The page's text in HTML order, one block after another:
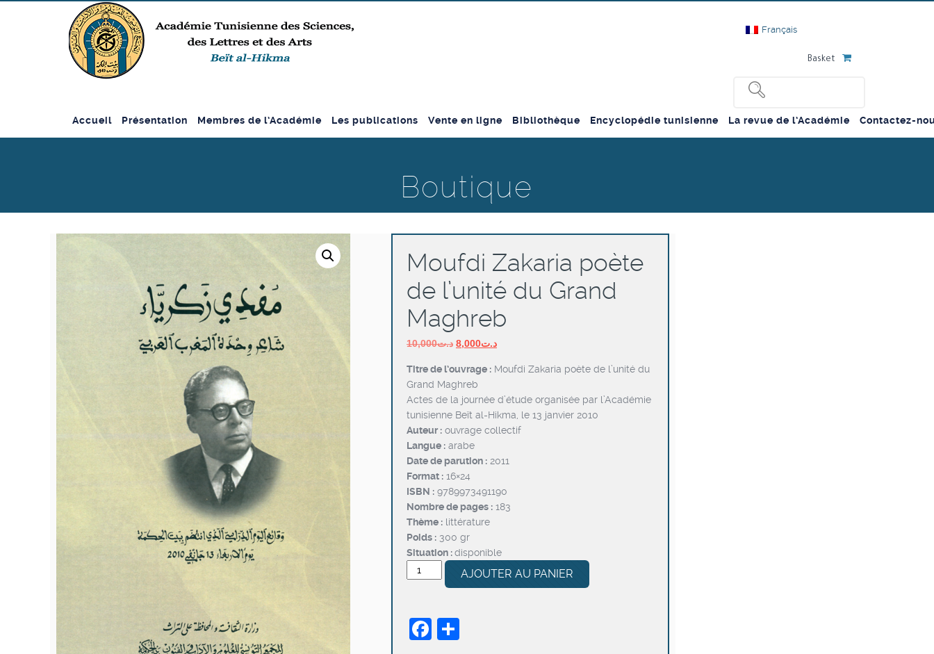
Français
Basket
Accueil Présentation Membres de l’Académie Les publications Vente en ligne Bibliothèque Encyclopédie tunisienne La revue de l’Académie Contactez-
Boutique
Moufdi Zakaria poète
de l’unité du Grand
Maghreb
د.ت10,000
Le
initial
était :
د.ت10,000.
د.ت8,000
Le
actuel
د.ت8,000.
Titre de l’ouvrage : Moufdi Zakaria poète de l’unité du
Grand Maghreb
Actes de la journée d’étude organisée par l’Académie
tunisienne Beït al-Hikma, le 13 janvier 2010
Auteur : ouvrage collectif
Langue : arabe
Date de parution : 2011
Format : 16×24
ISBN : 9789973491190
Nombre de pages : 183
Thème : littérature
Poids : 300 gr
Situation :disponible
quantité
de
poète
AJOUTER AU PANIER
Facebook